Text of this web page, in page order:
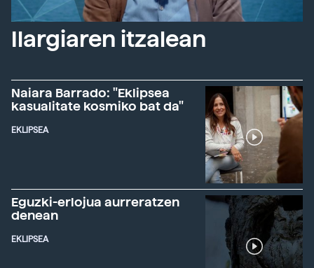
Ilargiaren itzalean
Naiara Barrado: "Eklipsea
kasualitate kosmiko bat da"
EKLIPSEA
Eguzki-erlojua aurreratzen
denean
EKLIPSEA